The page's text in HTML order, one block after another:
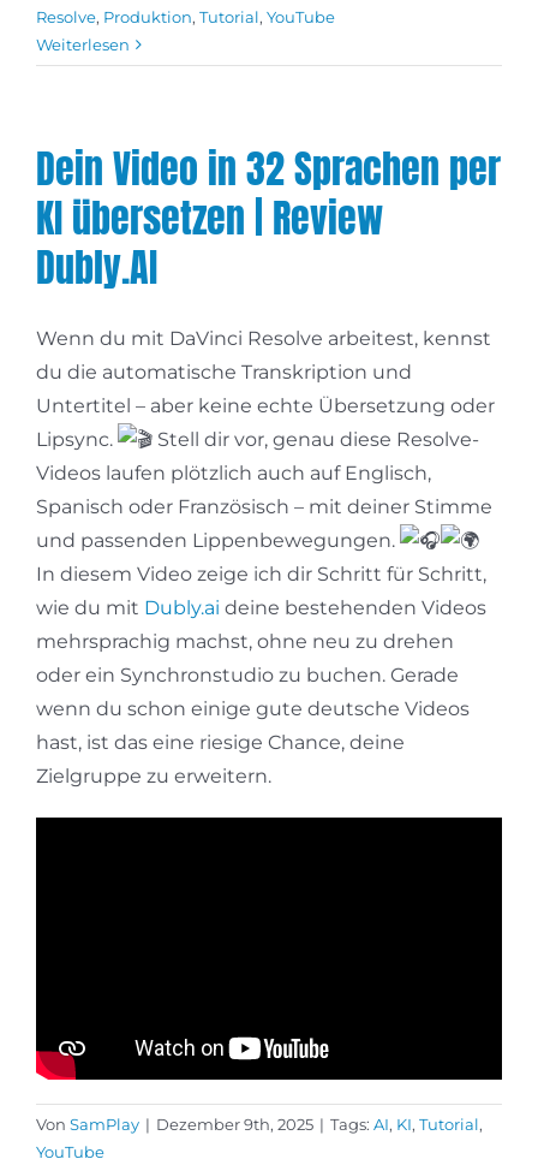
Resolve, Produktion, Tutorial, YouTube
Weiterlesen
Dein Video in 32 Sprachen per
KI übersetzen | Review
Dubly.AI
Wenn du mit DaVinci Resolve arbeitest, kennst
du die automatische Transkription und
Untertitel – aber keine echte Übersetzung oder
Lipsync.
Stell dir vor, genau diese Resolve-
Videos laufen plötzlich auch auf Englisch,
Spanisch oder Französisch – mit deiner Stimme
und passenden Lippenbewegungen.
In diesem Video zeige ich dir Schritt für Schritt,
wie du mit Dubly.ai deine bestehenden Videos
mehrsprachig machst, ohne neu zu drehen
oder ein Synchronstudio zu buchen. Gerade
wenn du schon einige gute deutsche Videos
hast, ist das eine riesige Chance, deine
Zielgruppe zu erweitern.
Von SamPlay | Dezember 9th, 2025 | Tags: AI, KI, Tutorial,
YouTube